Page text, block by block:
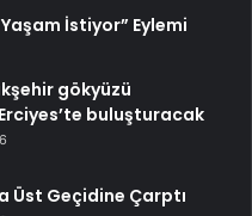
İstiyor” Eylemi
gökyüzü
buluşturacak
Üst Geçidine Çarptı